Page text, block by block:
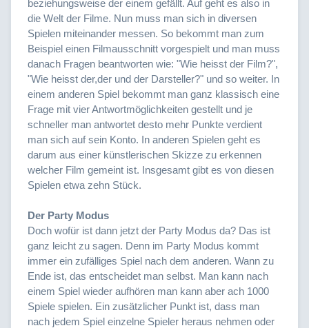
beziehungsweise der einem gefällt. Auf geht es also in
die Welt der Filme. Nun muss man sich in diversen
Spielen miteinander messen. So bekommt man zum
Beispiel einen Filmausschnitt vorgespielt und man muss
danach Fragen beantworten wie: "Wie heisst der Film?",
"Wie heisst der,der und der Darsteller?" und so weiter. In
einem anderen Spiel bekommt man ganz klassisch eine
Frage mit vier Antwortmöglichkeiten gestellt und je
schneller man antwortet desto mehr Punkte verdient
man sich auf sein Konto. In anderen Spielen geht es
darum aus einer künstlerischen Skizze zu erkennen
welcher Film gemeint ist. Insgesamt gibt es von diesen
Spielen etwa zehn Stück.
Der Party Modus
Doch wofür ist dann jetzt der Party Modus da? Das ist
ganz leicht zu sagen. Denn im Party Modus kommt
immer ein zufälliges Spiel nach dem anderen. Wann zu
Ende ist, das entscheidet man selbst. Man kann nach
einem Spiel wieder aufhören man kann aber ach 1000
Spiele spielen. Ein zusätzlicher Punkt ist, dass man
nach jedem Spiel einzelne Spieler heraus nehmen oder